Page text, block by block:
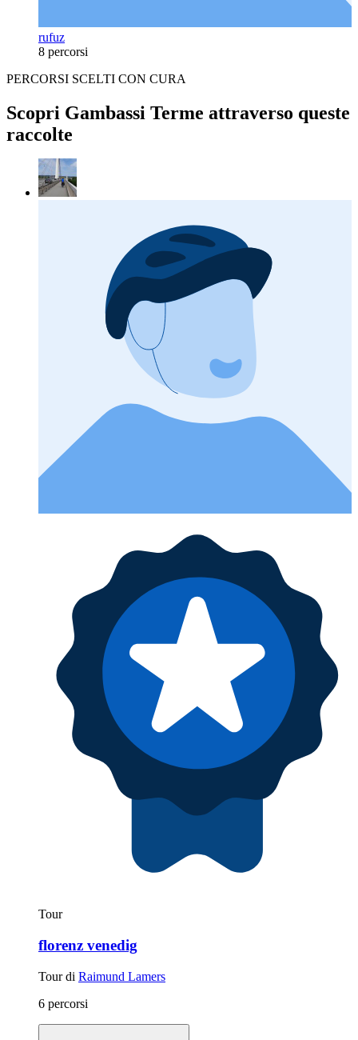
rufuz
8 percorsi
PERCORSI SCELTI CON CURA
Scopri Gambassi Terme attraverso queste
raccolte
Tour
florenz venedig
Tour di Raimund Lamers
6 percorsi